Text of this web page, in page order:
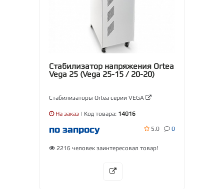
Стабилизатор напряжения Ortea
Vega 25 (Vega 25-15 / 20-20)
Стабилизаторы Ortea серии VEGA
На заказ | Код товара: 14016
по запросу 5.0 0
2216 человек заинтересовал товар!